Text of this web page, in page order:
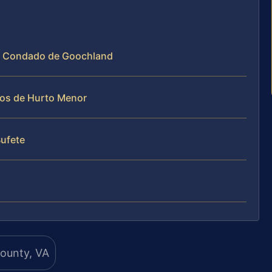
de Goochland
de Hurto Menor